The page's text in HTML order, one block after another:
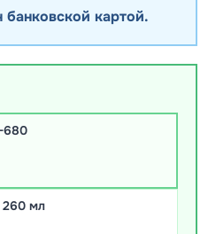
картой.
680
260 мл